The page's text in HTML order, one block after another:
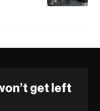
get left